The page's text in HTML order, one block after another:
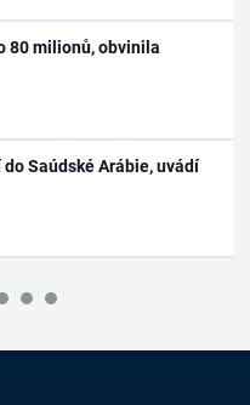
80 milionů, obvinila
Saúdské Arábie, uvádí